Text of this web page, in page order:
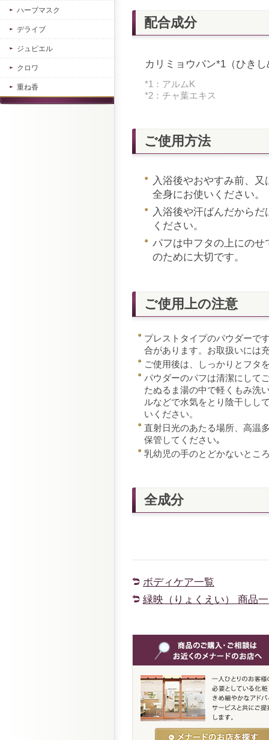
配合成分
カリミョウバン*1（ひき
*1：アルムK
*2：チャ葉エキス
ご使用方法
入浴後やおやすみ前、
全身にお使いください。
入浴後や汗ばんだから
ください。
パフは中フタの上にの
のために大切です。
ご使用上の注意
プレストタイプのパウダーで
合があります。お取扱いには
ご使用後は、しっかりとフタ
パウダーのパフは清潔にして
たぬるま湯の中で軽くもみ洗
ルなどで水気をとり陰干しし
いください。
直射日光のあたる場所、高温
保管してください｡
乳幼児の手のとどかないとこ
全成分
ボディケア一覧
緑映（りょくえい） 商品
ハーブマスク
デライブ
ジュピエル
クロワ
重ね香